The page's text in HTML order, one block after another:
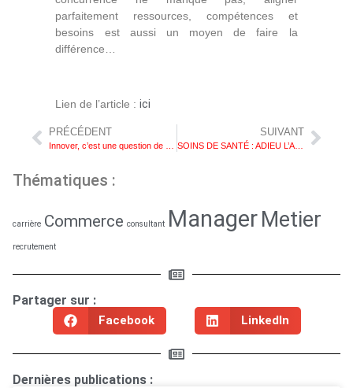
parfaitement ressources, compétences et
besoins est aussi un moyen de faire la
différence…
Lien de l’article :ici
PRÉCÉDENT SUIVANT
SOINS DE SANTÉ : ADIEU L’ABONDANCE, PLACE À LA SOBRIÉTÉ.
Thématiques :
carrière Commerce consultant ManagerMetier
recrutement
Partager sur :
Facebook LinkedIn
Dernières publications :